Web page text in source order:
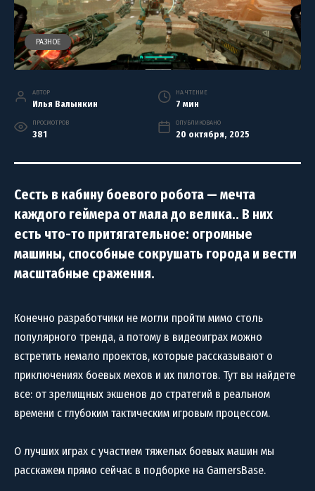
РАЗНОЕ
АВТОР
Илья Валынкин
НА ЧТЕНИЕ
7 мин
ПРОСМОТРОВ
381
ОПУБЛИКОВАНО
20 октября, 2025
Сесть в кабину боевого робота — мечта
каждого геймера от мала до велика.. В них
есть что-то притягательное: огромные
машины, способные сокрушать города и вести
масштабные сражения.
Конечно разработчики не могли пройти мимо столь
популярного тренда, а потому в видеоиграх можно
встретить немало проектов, которые рассказывают о
приключениях боевых мехов и их пилотов. Тут вы найдете
все: от зрелищных экшенов до стратегий в реальном
времени с глубоким тактическим игровым процессом.
О лучших играх с участием тяжелых боевых машин мы
расскажем прямо сейчас в подборке на GamersBase.